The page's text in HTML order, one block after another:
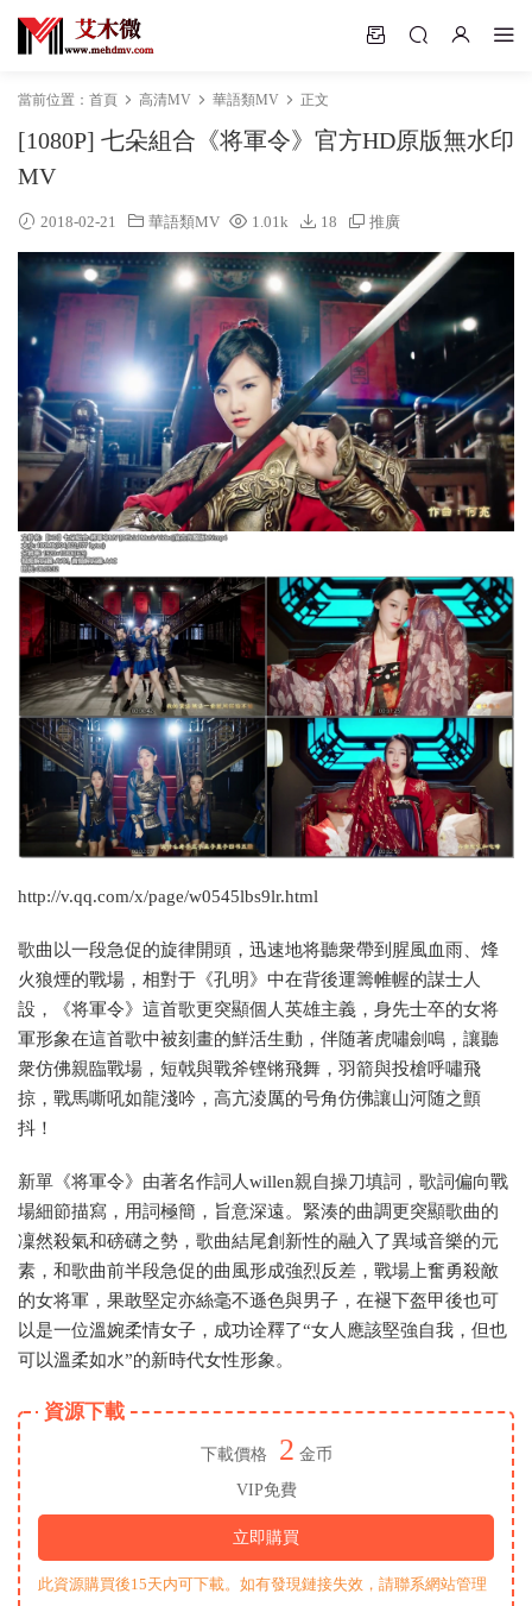
當前位置： 首頁 高清MV 華語類MV 正文
[1080P] 七朵組合《将軍令》官方HD原版無水印
MV
2018-02-21 華語類MV 1.01k 18 推廣
http://v.qq.com/x/page/w0545lbs9lr.html
歌曲以一段急促的旋律開頭，迅速地将聽衆帶到腥風血雨、烽
火狼煙的戰場，相對于《孔明》中在背後運籌帷幄的謀士人
設，《将軍令》這首歌更突顯個人英雄主義，身先士卒的女将
軍形象在這首歌中被刻畫的鮮活生動，伴随著虎嘯劍鳴，讓聽
衆仿佛親臨戰場，短戟與戰斧铿锵飛舞，羽箭與投槍呼嘯飛
掠，戰馬嘶吼如龍淺吟，高亢淩厲的号角仿佛讓山河随之顫
抖！
新單《将軍令》由著名作詞人willen親自操刀填詞，歌詞偏向戰
場細節描寫，用詞極簡，旨意深遠。緊湊的曲調更突顯歌曲的
凜然殺氣和磅礴之勢，歌曲結尾創新性的融入了異域音樂的元
素，和歌曲前半段急促的曲風形成強烈反差，戰場上奮勇殺敵
的女将軍，果敢堅定亦絲毫不遜色與男子，在褪下盔甲後也可
以是一位溫婉柔情女子，成功诠釋了“女人應該堅強自我，但也
可以溫柔如水”的新時代女性形象。
資源下載
下載價格 2 金币
VIP免費
立即購買
此資源購買後15天内可下載。如有發現鏈接失效，請聯系網站管理